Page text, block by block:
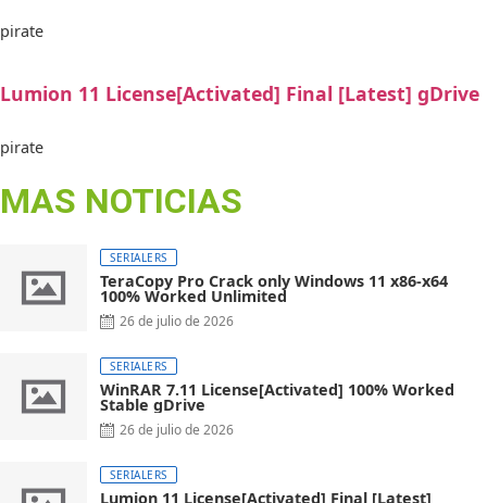
pirate
Lumion 11 License[Activated] Final [Latest] gDrive
pirate
MAS NOTICIAS
SERIALERS
TeraCopy Pro Crack only Windows 11 x86-x64
100% Worked Unlimited
26 de julio de 2026
SERIALERS
WinRAR 7.11 License[Activated] 100% Worked
Stable gDrive
26 de julio de 2026
SERIALERS
Lumion 11 License[Activated] Final [Latest]